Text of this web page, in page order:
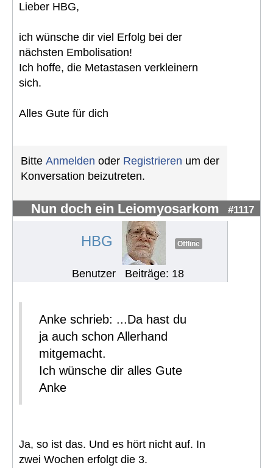
Lieber HBG,
ich wünsche dir viel Erfolg bei der
nächsten Embolisation!
Ich hoffe, die Metastasen verkleinern
sich.
Alles Gute für dich
Bitte Anmelden oder Registrieren um der
Konversation beizutreten.
Nun doch ein Leiomyosarkom #1117
HBG Offline
Benutzer Beiträge: 18
Anke schrieb: ...Da hast du
ja auch schon Allerhand
mitgemacht.
Ich wünsche dir alles Gute
Anke
Ja, so ist das. Und es hört nicht auf. In
zwei Wochen erfolgt die 3.